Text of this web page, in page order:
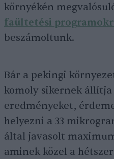
környékén
faültetési
beszámoltunk.
Bár a pekingi
komoly sikernek állítja
eredményeket,
helyezni a 33
által javasolt
aminek közel a